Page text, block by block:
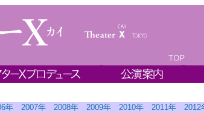
年 2007年 2008年 2009年 2010年 2011年 2012